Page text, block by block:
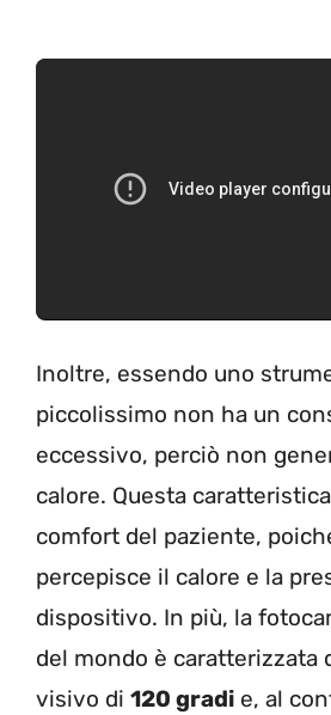
Inoltre, essendo uno
piccolissimo non ha un
eccessivo, perciò non
calore. Questa
comfort del paziente,
percepisce il calore e la
dispositivo. In più, la
del mondo è caratterizzata
visivo di 120 gradi e, al